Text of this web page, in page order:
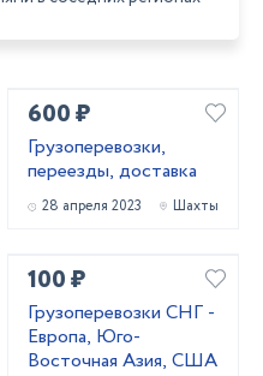
600 ₽
Грузоперевозки,
переезды, доставка
28 апреля 2023 Шахты
100 ₽
Грузоперевозки СНГ -
Европа, Юго-
Восточная Азия, США